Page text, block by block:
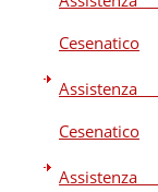
Cesenatico
Cesenatico
Assistenza